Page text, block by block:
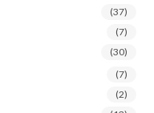
(37)
(7)
(30)
(7)
(2)